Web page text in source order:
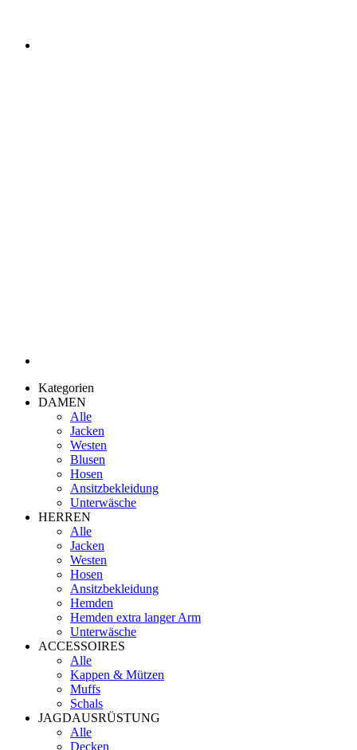
Kategorien
DAMEN
Alle
Jacken
Westen
Blusen
Hosen
Ansitzbekleidung
Unterwäsche
HERREN
Alle
Jacken
Westen
Hosen
Ansitzbekleidung
Hemden
Hemden extra langer Arm
Unterwäsche
ACCESSOIRES
Alle
Kappen & Mützen
Muffs
Schals
JAGDAUSRÜSTUNG
Alle
Decken